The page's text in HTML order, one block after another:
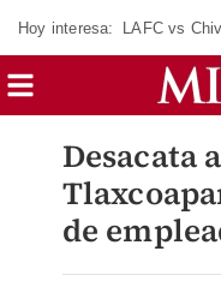
Hoy interesa: LAFC vs
Desacata
de